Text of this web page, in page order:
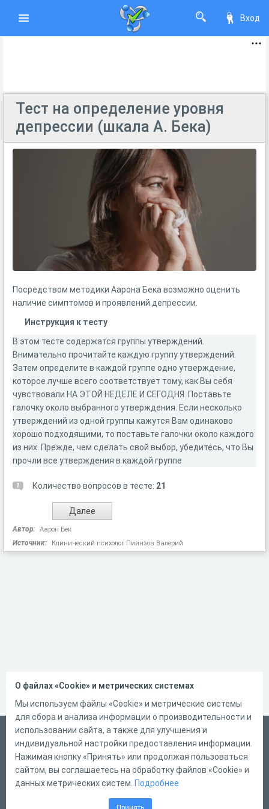
Вход
Тест на определение уровня
депрессии (шкала А. Бека)
Посредством методики Аарона Бека возможно оценить
наличие симптомов и проявлений депрессии.
Инструкция к тесту
В этом тесте содержатся группы утверждений.
Внимательно прочитайте каждую группу утверждений.
Затем определите в каждой группе одно утверждение,
которое лучше всего соответствует тому, как Вы себя
чувствовали НА ЭТОЙ НЕДЕЛЕ И СЕГОДНЯ. Поставьте
галочку около выбранного утверждения. Если несколько
утверждений из одной группы кажутся Вам одинаково
хорошо подходящими, то поставьте галочки около каждого
из них. Прежде, чем сделать свой выбор, убедитесь, что Вы
прочли все утверждения в каждой группе
Количество вопросов в тесте: 21
Автор: Аарон Бек
Источник: Клинический психолог Пиянзов Валерий
Русский
Справка
Форма обратной связи
О файлах «Cookie» и метрических системах
Мы используем файлы «Cookie» и метрические системы
для сбора и анализа информации о производительности и
использовании сайта, а также для улучшения и
индивидуальной настройки предоставления информации.
Нажимая кнопку «Принять» или продолжая пользоваться
сайтом, вы соглашаетесь на обработку файлов «Cookie» и
данных метрических систем. Подробнее